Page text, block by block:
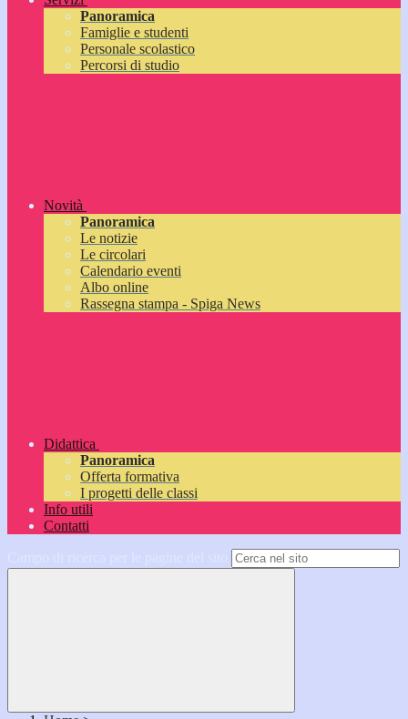
Panoramica
Famiglie e studenti
Personale scolastico
Percorsi di studio
Novità
Panoramica
Le notizie
Le circolari
Calendario eventi
Albo online
Rassegna stampa - Spiga News
Didattica
Panoramica
Offerta formativa
I progetti delle classi
Info utili
Contatti